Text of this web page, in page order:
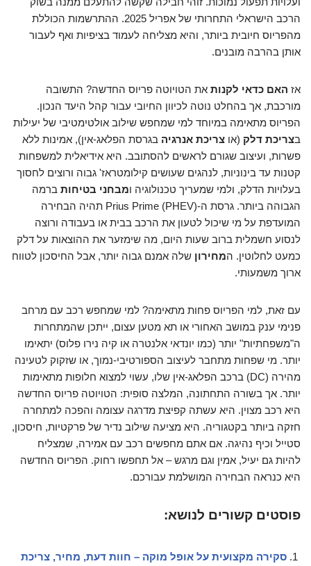
הרכב הישראלי התחרותי של אפריל 2025. ההתרשמות הכוללת
מהפריוס חיובית ביותר, והיא מצליחה לעמוד בציפיות ואף לעבור
אותן בהרבה מובנים.
אז האם כדאי לקנות את הטויוטה פריוס החדשה? התשובה
מורכבת, אך בהחלט נוטה לכיוון החיובי עבור קהל היעד הנכון.
הפריוס מתאימה במיוחד למי שמחפש שילוב אולטימטיבי של יעילות
בצריכת דלק (או צריכת אנרגיה בגרסת הפלאג-אין), אמינות ללא
פשרות, ועיצוב שגורם לראשים להסתובב. היא אידיאלית למשפחות
קטנות עד בינוניות, לנהגים שעושים קילומטראז' גבוה ורוצים לחסוך
בעלויות הדלק, ולמי שמעריך טכנולוגיה ומבחני בטיחות ברמה
הגבוהה ביותר. גרסת ה-Prius Prime (PHEV) תהיה הבחירה
המועדפת על מי שיכול לטעון את הרכב בבית או בעבודה ורוצה
לנסוע חשמלית ברוב שעות היום, מה שימזער את ההוצאות על דלק
כמעט לחלוטין. המחירון שלה אמנם גבוה יותר, אבל החיסכון לטווח
ארוך משמעותי.
עם זאת, למי הפריוס פחות מתאימה? למי שמחפש רכב עם מרחב
פנימי ענק במושב האחורי או תא מטען עצום, ייתכן שהמתחרות
ה"משפחתיות" יותר (כמו יונדאי אלנטרה או קיה נירו פלוס) יתאימו
יותר. מי שפחות מתחבר לעיצוב הספורטיבי-נמוך, או שזקוק לטעינה
מהירה (DC) ברכב הפלאג-אין שלו, עשוי למצוא חלופות מתאימות
יותר. אך בשורה התחתונה, המלצה סופית: הטויוטה פריוס החדשה
היא רכב מצוין. היא עשתה קפיצת מדרגה עצומה והפכה למתחרה
חזקה ביותר בקטגוריה. היא מציעה שילוב נדיר של פרקטיות, חיסכון,
סטייל וכיף נהיגה. אם אתם מחפשים רכב עם אמירה, שמצליח
להיות גם יעיל, אמין וגם מרגש – אל תחפשו רחוק. הפריוס החדשה
היא כנראה הבחירה המושלמת עבורכם.
פוסטים קשורים לנושא:
סקירה מקצועית על אופל מוקה – חוות דעת, מחיר, צריכת